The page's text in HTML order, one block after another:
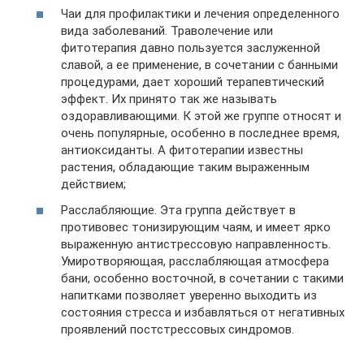
Чаи для профилактики и лечения определенного
вида заболеваний. Траволечение или
фитотерапия давно пользуется заслуженной
славой, а ее применение, в сочетании с банными
процедурами, дает хороший терапевтический
эффект. Их принято так же называть
оздоравливающими. К этой же группе относят и
очень популярные, особенно в последнее время,
антиоксиданты. А фитотерапии известны
растения, обладающие таким выраженным
действием;
Расслабляющие. Эта группа действует в
противовес тонизирующим чаям, и имеет ярко
выраженную антистрессовую направленность.
Умиротворяющая, расслабляющая атмосфера
бани, особенно восточной, в сочетании с такими
напитками позволяет уверенно выходить из
состояния стресса и избавляться от негативных
проявлений постстрессовых синдромов.